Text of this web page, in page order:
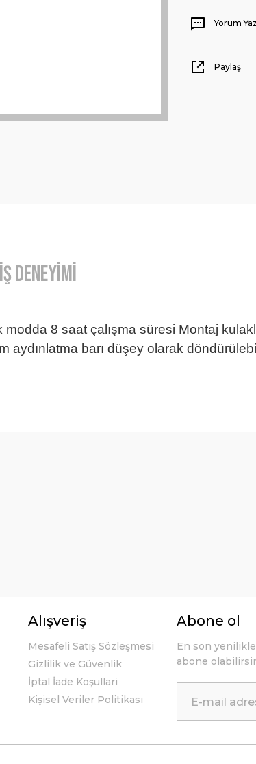
Yorum Yaz
Paylaş
Deneyimi
8 saat çalışma süresi Montaj
aydınlatma barı düşey olarak
bir şekilde benimle
Alışveriş
Mesafeli Satış Sözleşmesi
Gizlilik ve Güvenlik
İptal İade Koşullari
Kişisel Veriler Politikası
Abone ol
En son
abone